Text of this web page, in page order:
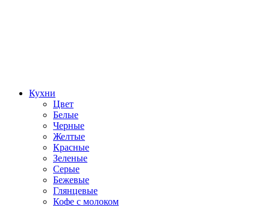
Кухни
Цвет
Белые
Черные
Желтые
Красные
Зеленые
Серые
Бежевые
Глянцевые
Кофе с молоком